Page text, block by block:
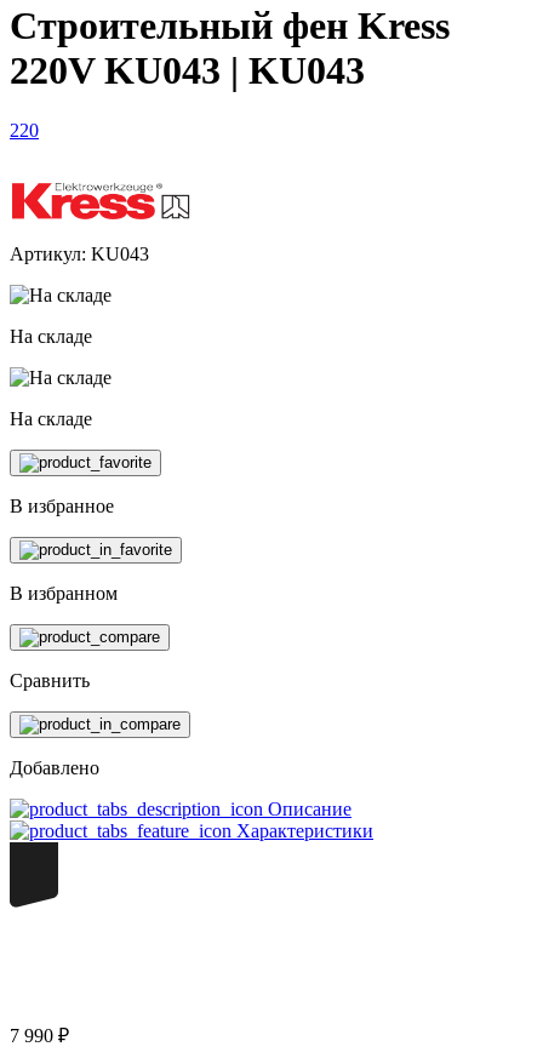
Строительный фен Kress
220V KU043 | KU043
220
Артикул: KU043
На складе
На складе
В избранное
В избранном
Сравнить
Добавлено
Описание
Характеристики
7 990 ₽